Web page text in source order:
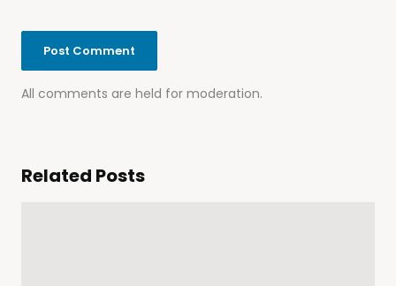
All comments are held for moderation.
Related Posts